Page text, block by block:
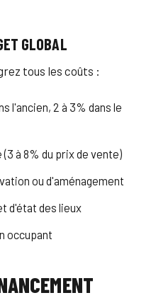
GLOBAL
tous les coûts :
l'ancien, 2 à 3% dans le
à 8% du prix de vente)
ou d'aménagement
d'état des lieux
occupant